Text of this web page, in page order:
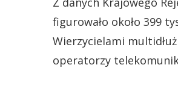
figurowało około 399
Wierzycielami
operatorzy